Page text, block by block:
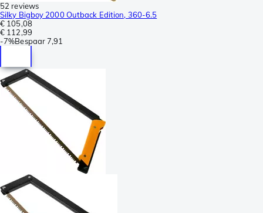
52 reviews
Silky Bigboy 2000 Outback Edition, 360-6.5
€ 105,08
€ 112,99
-7%Bespaar7,91